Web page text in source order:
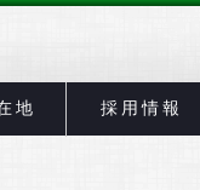
地 採用情報